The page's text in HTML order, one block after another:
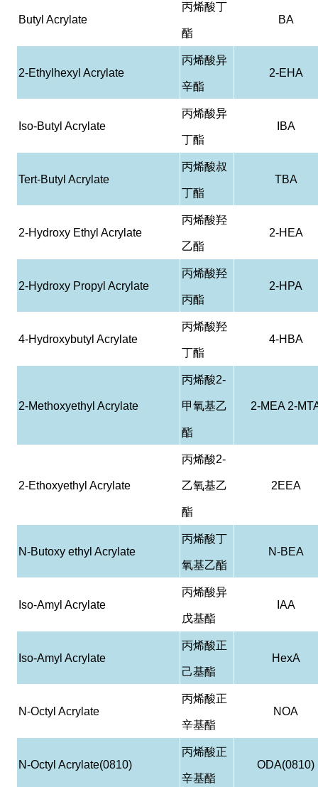
Butyl Acrylate
丙烯酸丁
酯
BA
2-Ethylhexyl Acrylate
丙烯酸异
辛酯
2-EHA
Iso-Butyl Acrylate
丙烯酸异
丁酯
IBA
Tert-Butyl Acrylate
丙烯酸叔
丁酯
TBA
2-Hydroxy Ethyl Acrylate
丙烯酸羟
乙酯
2-HEA
2-Hydroxy Propyl Acrylate
丙烯酸羟
丙酯
2-HPA
4-Hydroxybutyl Acrylate
丙烯酸羟
丁酯
4-HBA
2-Methoxyethyl Acrylate
丙烯酸2-
甲氧基乙
酯
2-MEA 2-
2-Ethoxyethyl Acrylate
丙烯酸2-
乙氧基乙
酯
2EEA
N-Butoxy ethyl Acrylate
丙烯酸丁
氧基乙酯
N-BEA
Iso-Amyl Acrylate
丙烯酸异
戊基酯
IAA
Iso-Amyl Acrylate
丙烯酸正
己基酯
HexA
N-Octyl Acrylate
丙烯酸正
辛基酯
NOA
N-Octyl Acrylate(0810)
丙烯酸正
辛基酯
ODA(0810)